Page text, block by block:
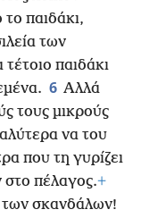
παιδάκι,
των
τέτοιο παιδάκι
6 Αλλά
τους μικρούς
να του
που τη γυρίζει
στο πέλαγος.+
των σκανδάλων!